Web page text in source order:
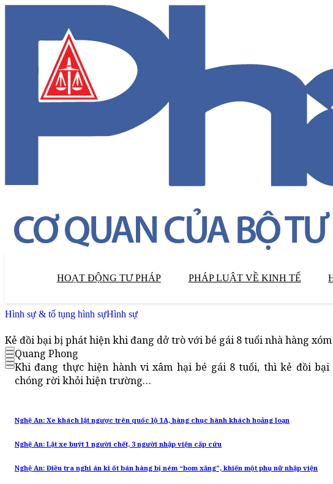
HOẠT ĐỘNG TƯ PHÁP PHÁP LUẬT VỀ KINH TẾ
Hình sự & tố tụng hình sựHình sự
Kẻ đồi bại bị phát hiện khi đang dở trò với bé gái 8 tuổi nhà hàng xóm
Quang Phong
Khi đang thực hiện hành vi xâm hại bé gái 8 tuổi, thì kẻ đồi
chóng rời khỏi hiện trường…
Nghệ An: Xe khách lật ngược trên quốc lộ 1A, hàng chục hành khách hoảng loạn
Nghệ An: Lật xe buýt 1 người chết, 3 người nhập viện cấp cứu
Nghệ An: Điều tra nghi án ki ốt bán hàng bị ném “bom xăng”, khiến một phụ nữ nhập viện